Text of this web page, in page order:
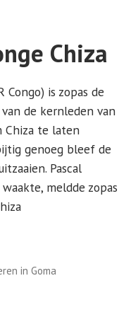
Chiza
Congo) is zopas de
de kernleden van
Chiza te laten
genoeg bleef de
Pascal
meldde zopas
in Goma